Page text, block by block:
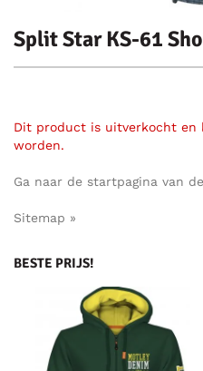
Split Star KS-61
Dit product is uitverkocht en
worden.
Ga naar de startpagina van
Sitemap »
BESTE PRIJS!